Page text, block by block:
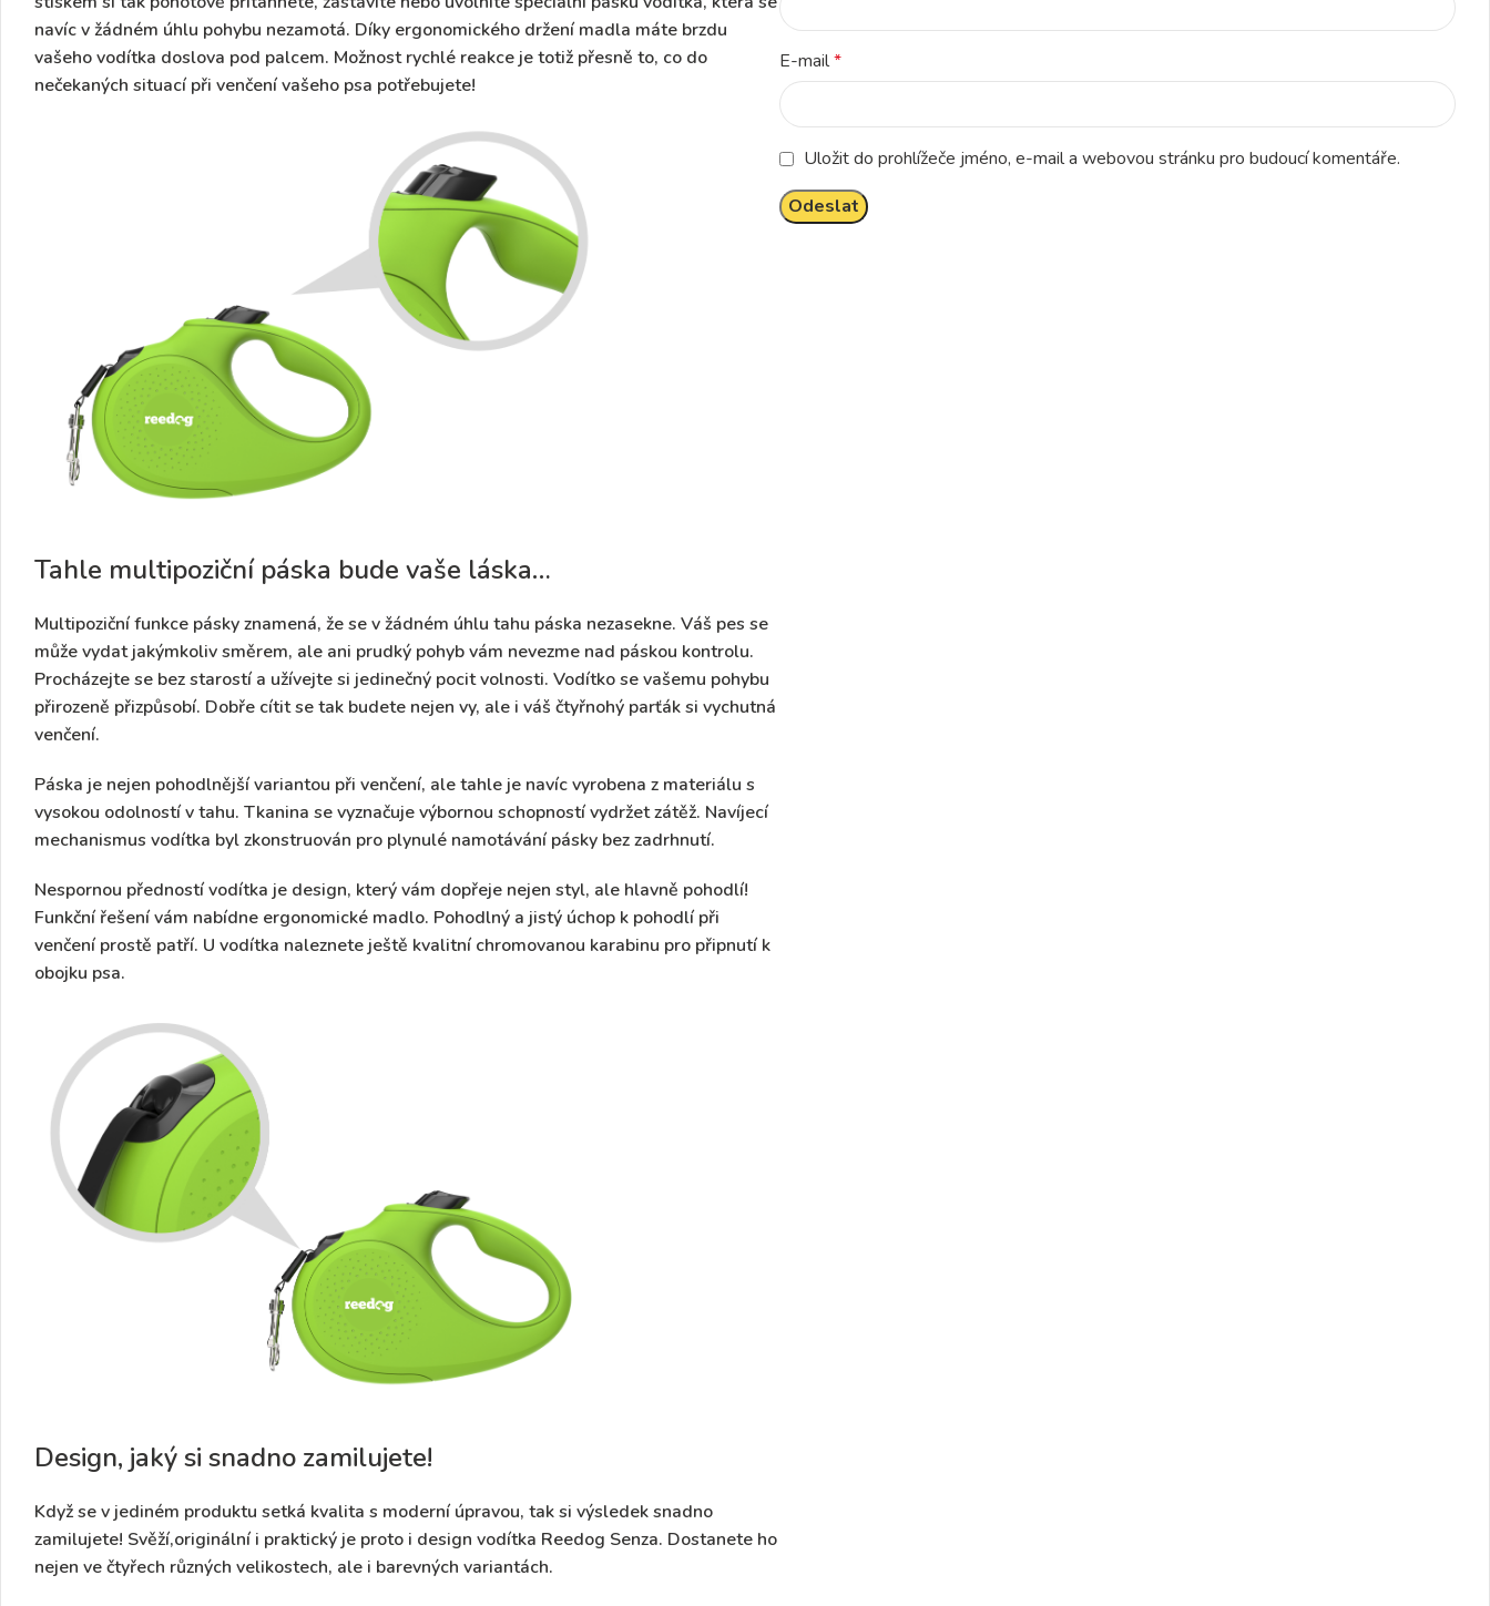
navíc v žádném úhlu pohybu nezamotá. Díky ergonomického držení madla máte brzdu
vašeho vodítka doslova pod palcem. Možnost rychlé reakce je totiž přesně to, co do
nečekaných situací při venčení vašeho psa potřebujete!
Tahle multipoziční páska bude vaše láska…
Multipoziční funkce pásky znamená, že se v žádném úhlu tahu páska nezasekne. Váš pes se
může vydat jakýmkoliv směrem, ale ani prudký pohyb vám nevezme nad páskou kontrolu.
Procházejte se bez starostí a užívejte si jedinečný pocit volnosti. Vodítko se vašemu pohybu
přirozeně přizpůsobí. Dobře cítit se tak budete nejen vy, ale i váš čtyřnohý parťák si vychutná
venčení.
Páska je nejen pohodlnější variantou při venčení, ale tahle je navíc vyrobena z materiálu s
vysokou odolností v tahu. Tkanina se vyznačuje výbornou schopností vydržet zátěž. Navíjecí
mechanismus vodítka byl zkonstruován pro plynulé namotávání pásky bez zadrhnutí.
Nespornou předností vodítka je design, který vám dopřeje nejen styl, ale hlavně pohodlí!
Funkční řešení vám nabídne ergonomické madlo. Pohodlný a jistý úchop k pohodlí při
venčení prostě patří. U vodítka naleznete ještě kvalitní chromovanou karabinu pro připnutí k
obojku psa.
Design, jaký si snadno zamilujete!
Když se v jediném produktu setká kvalita s moderní úpravou, tak si výsledek snadno
zamilujete! Svěží,originální i praktický je proto i design vodítka Reedog Senza. Dostanete ho
nejen ve čtyřech různých velikostech, ale i barevných variantách.
E-mail*
Uložit do prohlížeče jméno, e-mail a webovou stránku pro budoucí komentáře.